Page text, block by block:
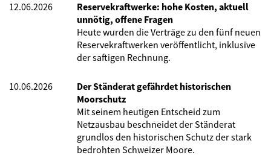
12.06.2026
Reservekraftwerke: hohe Kosten, aktuell
unnötig, offene Fragen
Heute wurden die Verträge zu den fünf neuen
Reservekraftwerken veröffentlicht, inklusive
der saftigen Rechnung.
10.06.2026
Der Ständerat gefährdet historischen
Moorschutz
Mit seinem heutigen Entscheid zum
Netzausbau beschneidet der Ständerat
grundlos den historischen Schutz der stark
bedrohten Schweizer Moore.